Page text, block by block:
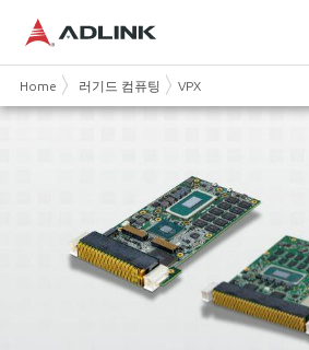
Home 러기드 컴퓨팅 VPX